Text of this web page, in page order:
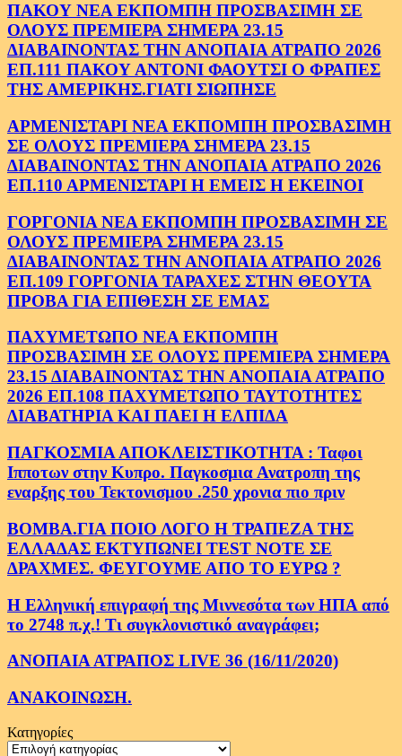
ΠΑΚΟΥ ΝΕΑ ΕΚΠΟΜΠΗ ΠΡΟΣΒΑΣΙΜΗ ΣΕ
ΟΛΟΥΣ ΠΡΕΜΙΕΡΑ ΣΗΜΕΡΑ 23.15
ΔΙΑΒΑΙΝΟΝΤΑΣ ΤΗΝ ΑΝΟΠΑΙΑ ΑΤΡΑΠΟ 2026
ΕΠ.111 ΠΑΚΟΥ ΑΝΤΟΝΙ ΦΑΟΥΤΣΙ Ο ΦΡΑΠΕΣ
ΤΗΣ ΑΜΕΡΙΚΗΣ.ΓΙΑΤΙ ΣΙΩΠΗΣΕ
ΑΡΜΕΝΙΣΤΑΡΙ ΝΕΑ ΕΚΠΟΜΠΗ ΠΡΟΣΒΑΣΙΜΗ
ΣΕ ΟΛΟΥΣ ΠΡΕΜΙΕΡΑ ΣΗΜΕΡΑ 23.15
ΔΙΑΒΑΙΝΟΝΤΑΣ ΤΗΝ ΑΝΟΠΑΙΑ ΑΤΡΑΠΟ 2026
ΕΠ.110 ΑΡΜΕΝΙΣΤΑΡΙ Η ΕΜΕΙΣ Η ΕΚΕΙΝΟΙ
ΓΟΡΓΟΝΙΑ ΝΕΑ ΕΚΠΟΜΠΗ ΠΡΟΣΒΑΣΙΜΗ ΣΕ
ΟΛΟΥΣ ΠΡΕΜΙΕΡΑ ΣΗΜΕΡΑ 23.15
ΔΙΑΒΑΙΝΟΝΤΑΣ ΤΗΝ ΑΝΟΠΑΙΑ ΑΤΡΑΠΟ 2026
ΕΠ.109 ΓΟΡΓΟΝΙΑ ΤΑΡΑΧΕΣ ΣΤΗΝ ΘΕΟΥΤΑ
ΠΡΟΒΑ ΓΙΑ ΕΠΙΘΕΣΗ ΣΕ ΕΜΑΣ
ΠΑΧΥΜΕΤΩΠΟ ΝΕΑ ΕΚΠΟΜΠΗ
ΠΡΟΣΒΑΣΙΜΗ ΣΕ ΟΛΟΥΣ ΠΡΕΜΙΕΡΑ ΣΗΜΕΡΑ
23.15 ΔΙΑΒΑΙΝΟΝΤΑΣ ΤΗΝ ΑΝΟΠΑΙΑ ΑΤΡΑΠΟ
2026 ΕΠ.108 ΠΑΧΥΜΕΤΩΠΟ ΤΑΥΤΟΤΗΤΕΣ
ΔΙΑΒΑΤΗΡΙΑ ΚΑΙ ΠΑΕΙ Η ΕΛΠΙΔΑ
ΠΑΓΚΟΣΜΙΑ ΑΠΟΚΛΕΙΣΤΙΚΟΤΗΤΑ : Ταφοι
Ιπποτων στην Κυπρο. Παγκοσμια Ανατροπη της
εναρξης του Τεκτονισμου .250 χρονια πιο πριν
ΒΟΜΒΑ.ΓΙΑ ΠΟΙΟ ΛΟΓΟ Η ΤΡΑΠΕΖΑ ΤΗΣ
ΕΛΛΑΔΑΣ ΕΚΤΥΠΩΝΕΙ TEST NOTE ΣΕ
ΔΡΑΧΜΕΣ. ΦΕΥΓΟΥΜΕ ΑΠΟ ΤΟ ΕΥΡΩ ?
Η Ελληνική επιγραφή της Μιννεσότα των ΗΠΑ από
το 2748 π.χ.! Τι συγκλονιστικό αναγράφει;
ΑΝΟΠΑΙΑ ΑΤΡΑΠΟΣ LIVE 36 (16/11/2020)
ΑΝΑΚΟΙΝΩΣΗ.
Κατηγορίες
Κατηγορίες